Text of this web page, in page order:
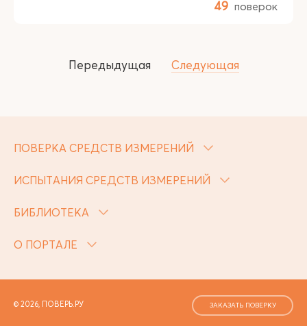
49 поверок
Передыдущая Следующая
ПОВЕРКА СРЕДСТВ ИЗМЕРЕНИЙ
ИСПЫТАНИЯ СРЕДСТВ ИЗМЕРЕНИЙ
БИБЛИОТЕКА
О ПОРТАЛЕ
© 2026, ПОВЕРЬ.РУ ЗАКАЗАТЬ ПОВЕРКУ